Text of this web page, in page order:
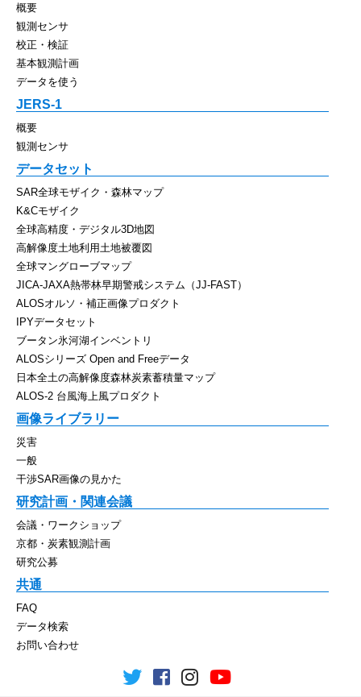
概要
観測センサ
校正・検証
基本観測計画
データを使う
JERS-1
概要
観測センサ
データセット
SAR全球モザイク・森林マップ
K&Cモザイク
全球高精度・デジタル3D地図
高解像度土地利用土地被覆図
全球マングローブマップ
JICA-JAXA熱帯林早期警戒システム（JJ-FAST）
ALOSオルソ・補正画像プロダクト
IPYデータセット
ブータン氷河湖インベントリ
ALOSシリーズ Open and Freeデータ
日本全土の高解像度森林炭素蓄積量マップ
ALOS-2 台風海上風プロダクト
画像ライブラリー
災害
一般
干渉SAR画像の見かた
研究計画・関連会議
会議・ワークショップ
京都・炭素観測計画
研究公募
共通
FAQ
データ検索
お問い合わせ